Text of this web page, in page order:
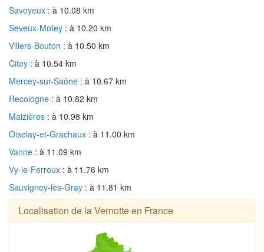
Savoyeux : à 10.08 km
Seveux-Motey : à 10.20 km
Villers-Bouton : à 10.50 km
Citey : à 10.54 km
Mercey-sur-Saône : à 10.67 km
Recologne : à 10.82 km
Maizières : à 10.98 km
Oiselay-et-Grachaux : à 11.00 km
Vanne : à 11.09 km
Vy-le-Ferroux : à 11.76 km
Sauvigney-lès-Gray : à 11.81 km
Localisation de la Vernotte en France